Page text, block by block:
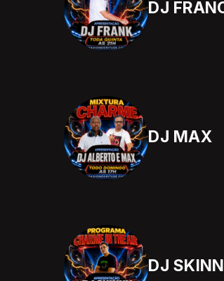
DJ
DJ MAX
DJ